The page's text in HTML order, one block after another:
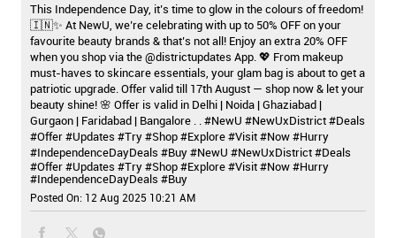
This Independence Day, it’s time to glow in the colours of freedom!
🇮🇳✨ At NewU, we’re celebrating with up to 50% OFF on your
favourite beauty brands & that’s not all! Enjoy an extra 20% OFF
when you shop via the @districtupdates App. 💖 From makeup
must-haves to skincare essentials, your glam bag is about to get a
patriotic upgrade. Offer valid till 17th August — shop now & let your
beauty shine! 🌸 Offer is valid in Delhi | Noida | Ghaziabad |
Gurgaon | Faridabad | Bangalore . . #NewU #NewUxDistrict #Deals
#Offer #Updates #Try #Shop #Explore #Visit #Now #Hurry
#IndependenceDayDeals #Buy#NewU #NewUxDistrict#Deals
#Offer#Updates #Try#Shop#Explore#Visit#Now#Hurry
#IndependenceDayDeals #Buy
Posted On: 12 Aug 2025 10:21 AM